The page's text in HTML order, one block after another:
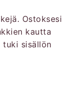
Ostoksesi
kautta
tuki sisällön